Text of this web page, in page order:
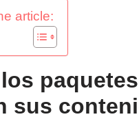
article:
sus